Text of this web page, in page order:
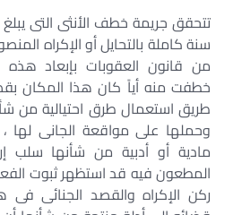
تتحقق جريمة خطف الأنثى التى
من قانون العقوبات بإبعاد هذه
خطفت منه أياً كان هذا المكان
طريق استعمال طرق احتيالية من
وحملها على مواقعة الجانى لها
مادية أو أدبية من شأنها سلب
المطعون فيه قد استظهر ثبوت
ركن الإكراه والقصد الجنائى